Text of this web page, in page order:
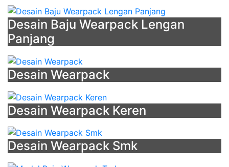
Smp
-
Template
Pdh
-
Baju
Olahraga
-
Contoh
Desain Baju Wearpack Lengan
Panjang
Desain Wearpack
Desain Wearpack Keren
Desain Wearpack Smk